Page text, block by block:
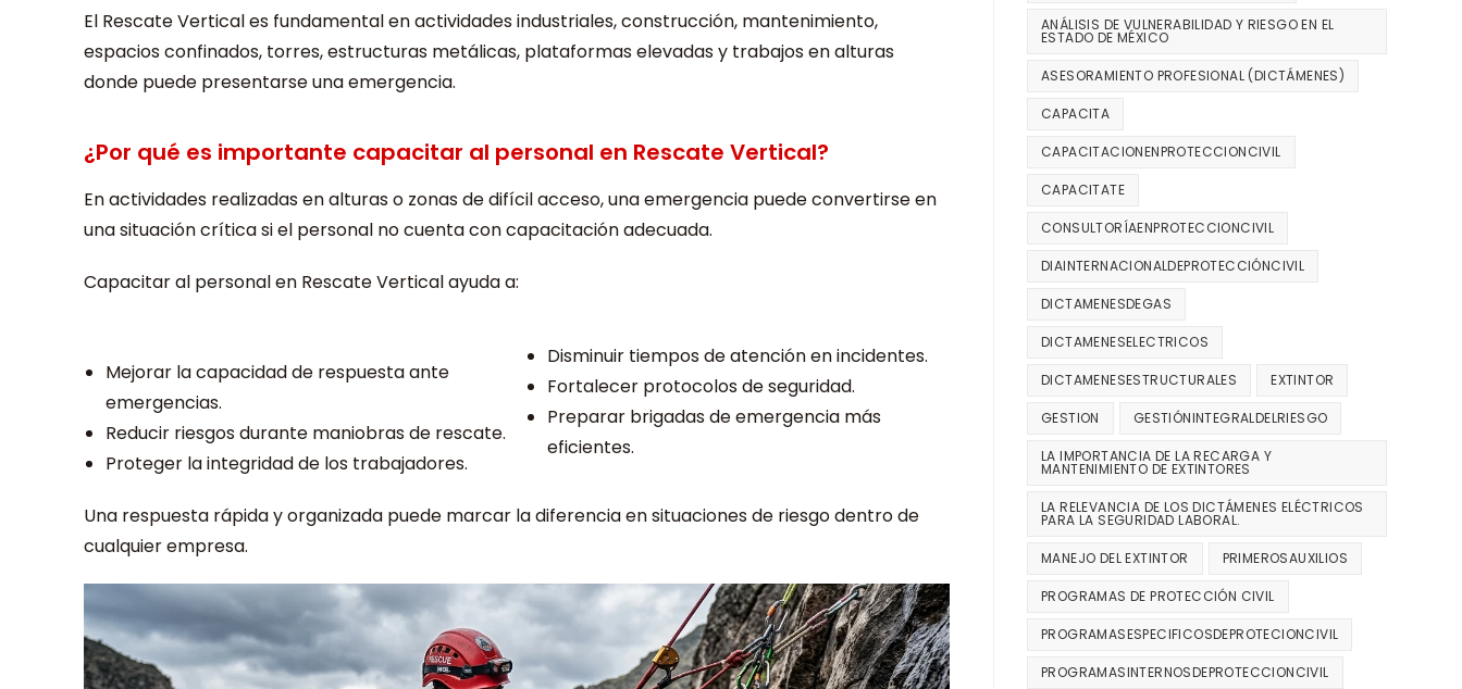
El Rescate Vertical es fundamental en actividades industriales, construcción, mantenimiento,
espacios confinados, torres, estructuras metálicas, plataformas elevadas y trabajos en alturas
donde puede presentarse una emergencia.
¿Por qué es importante capacitar al personal en Rescate Vertical?
En actividades realizadas en alturas o zonas de difícil acceso, una emergencia puede convertirse en
una situación crítica si el personal no cuenta con capacitación adecuada.
Capacitar al personal en Rescate Vertical ayuda a:
Mejorar la capacidad de respuesta ante
emergencias.
Reducir riesgos durante maniobras de rescate.
Proteger la integridad de los trabajadores.
Disminuir tiempos de atención en incidentes.
Fortalecer protocolos de seguridad.
Preparar brigadas de emergencia más
eficientes.
Una respuesta rápida y organizada puede marcar la diferencia en situaciones de riesgo dentro de
cualquier empresa.
ANÁLISIS DE VULNERABILIDAD Y RIESGO EN EL
ESTADO DE MÉXICO
ASESORAMIENTO PROFESIONAL (DICTÁMENES)
CAPACITA
CAPACITACIONENPROTECCIONCIVIL
CAPACITATE
CONSULTORÍAENPROTECCIONCIVIL
DIAINTERNACIONALDEPROTECCIÓNCIVIL
DICTAMENESDEGAS
DICTAMENESELECTRICOS
DICTAMENESESTRUCTURALES EXTINTOR
GESTION GESTIÓNINTEGRALDELRIESGO
LA IMPORTANCIA DE LA RECARGA Y
MANTENIMIENTO DE EXTINTORES
LA RELEVANCIA DE LOS DICTÁMENES ELÉCTRICOS
PARA LA SEGURIDAD LABORAL.
MANEJO DEL EXTINTOR PRIMEROSAUXILIOS
PROGRAMAS DE PROTECCIÓN CIVIL
PROGRAMASESPECIFICOSDEPROTECIONCIVIL
PROGRAMASINTERNOSDEPROTECCIONCIVIL